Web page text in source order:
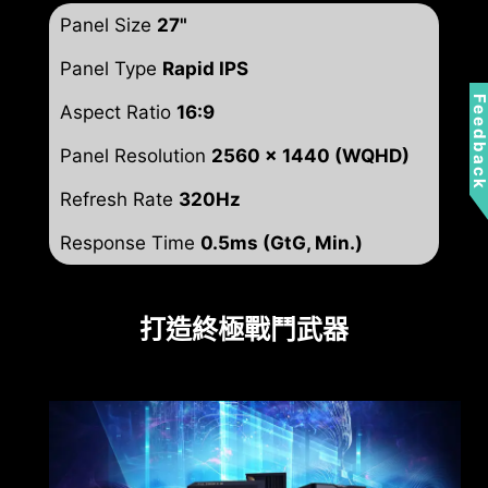
Panel Size 27"
Panel Type Rapid IPS
Aspect Ratio 16:9
Panel Resolution 2560 x 1440 (WQHD)
Refresh Rate 320Hz
Response Time 0.5ms (GtG, Min.)
打造終極戰鬥武器